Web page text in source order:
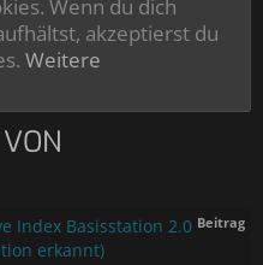
Wenn du dich
akzeptierst du
Weitere
Beitrag
Index Basisstation 2.0
erkannt)